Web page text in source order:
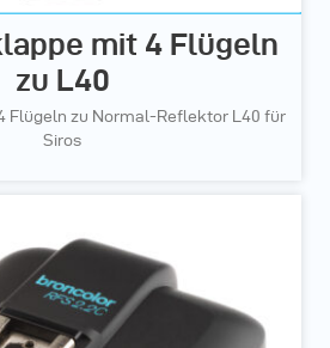
mit 4 Flügeln
zu L40
Flügeln zu Normal-Reflektor L40 für
Siros